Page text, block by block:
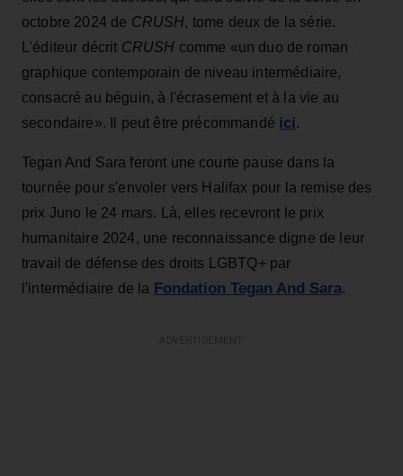
octobre 2024 de CRUSH, tome deux de la série.
L'éditeur décrit CRUSH comme «un duo de roman
graphique contemporain de niveau intermédiaire,
consacré au béguin, à l'écrasement et à la vie au
secondaire». Il peut être précommandé ici.
Tegan And Sara feront une courte pause dans la
tournée pour s'envoler vers Halifax pour la remise des
prix Juno le 24 mars. Là, elles recevront le prix
humanitaire 2024, une reconnaissance digne de leur
travail de défense des droits LGBTQ+ par
l'intermédiaire de la Fondation Tegan And Sara.